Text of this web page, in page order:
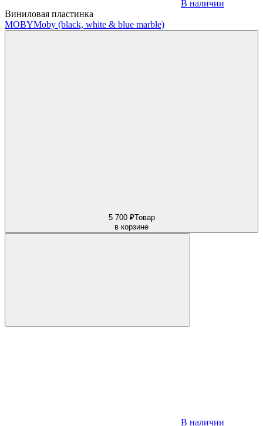
В наличии
Виниловая пластинка
MOBYMoby (black, white & blue marble)
5 700 ₽Товар
в корзине
В наличии